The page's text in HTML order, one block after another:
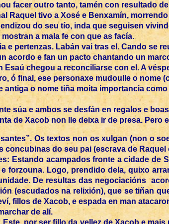
facer outro tanto, tamén con resultado
Raquel tivo a Xosé e Benxamín,
do seu tío, inda que seguisen
a mala fe con que as facía.
e pertenzas. Labán vai tras el. Cando se
acordo e fan un pacto chantando un
chegou a reconciliarse con el. A
ó final, ese personaxe mudoulle o
antiga o nome tiña moita importancia
súa e ambos se desfán en regalos e
de Xacob non lle deixa ir de presa.
Os textos non os xulgan (non o
do seu pai (escrava de
Estando acampados fronte a cidade
forzouna. Logo, prendido dela, quixo
De resultas das negociacións
(escudados na relixión), que se tiñan
fillos de Xacob, e espada en man
de alí.
por ser fillo da vellez de Xacob e